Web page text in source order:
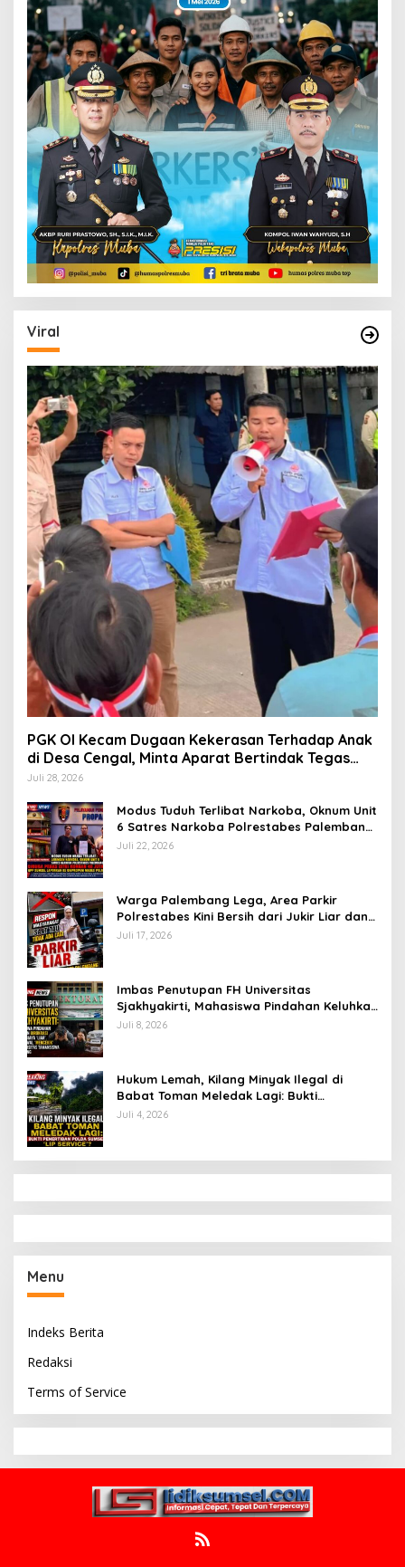
Viral
PGK OI Kecam Dugaan Kekerasan Terhadap Anak
di Desa Cengal, Minta Aparat Bertindak Tegas
Jika Terbukti
Juli 28, 2026
Modus Tuduh Terlibat Narkoba, Oknum Unit
6 Satres Narkoba Polrestabes Palembang
Diduga Peras Istri Korban Rp40 Juta, GPP
Juli 22, 2026
Warga Palembang Lega, Area Parkir
Polrestabes Kini Bersih dari Jukir Liar dan
Gratis
Juli 17, 2026
Imbas Penutupan FH Universitas
Sjakhyakirti, Mahasiswa Pindahan Keluhkan
Birokrasi Ruwet di Universitas Tamansiswa
Juli 8, 2026
Hukum Lemah, Kilang Minyak Ilegal di
Babat Toman Meledak Lagi: Bukti
Penertiban Polda Sumsel Hanya ‘Lip
Juli 4, 2026
Menu
Indeks Berita
Redaksi
Terms of Service